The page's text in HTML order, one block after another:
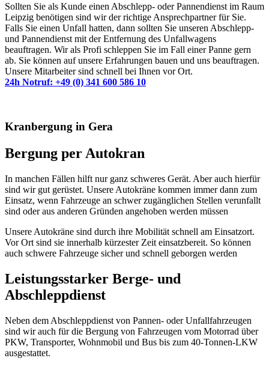
Sollten Sie als Kunde einen Abschlepp- oder Pannendienst im Raum
Leipzig benötigen sind wir der richtige Ansprechpartner für Sie.
Falls Sie einen Unfall hatten, dann sollten Sie unseren Abschlepp-
und Pannendienst mit der Entfernung des Unfallwagens
beauftragen. Wir als Profi schleppen Sie im Fall einer Panne gern
ab. Sie können auf unsere Erfahrungen bauen und uns beauftragen.
Unsere Mitarbeiter sind schnell bei Ihnen vor Ort.
24h Notruf: +49 (0) 341 600 586 10
Kranbergung in Gera
Bergung per Autokran
In manchen Fällen hilft nur ganz schweres Gerät. Aber auch hierfür
sind wir gut gerüstet. Unsere Autokräne kommen immer dann zum
Einsatz, wenn Fahrzeuge an schwer zugänglichen Stellen verunfallt
sind oder aus anderen Gründen angehoben werden müssen
Unsere Autokräne sind durch ihre Mobilität schnell am Einsatzort.
Vor Ort sind sie innerhalb kürzester Zeit einsatzbereit. So können
auch schwere Fahrzeuge sicher und schnell geborgen werden
Leistungsstarker Berge- und
Abschleppdienst
Neben dem Abschleppdienst von Pannen- oder Unfallfahrzeugen
sind wir auch für die Bergung von Fahrzeugen vom Motorrad über
PKW, Transporter, Wohnmobil und Bus bis zum 40-Tonnen-LKW
ausgestattet.